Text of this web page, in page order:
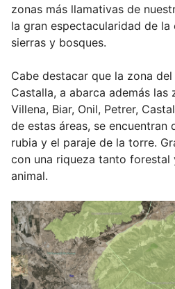
zonas más llamativas de
la gran espectacularidad de
sierras y bosques.
Cabe destacar que la zona
Castalla, a abarca además
Villena, Biar, Onil, Petrer,
de estas áreas, se encuentran
rubia y el paraje de la torre.
con una riqueza tanto forestal
animal.